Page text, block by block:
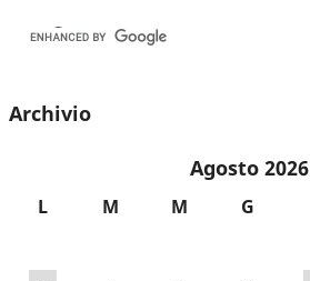
Archivio
Agosto 2026
L M M G